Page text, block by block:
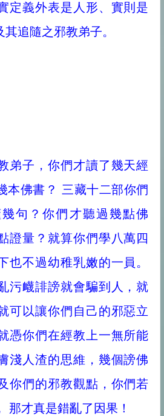
定義外表是人形、實則是
追隨之邪教弟子。
弟子，你們才讀了幾天經
本佛書？ 三藏十二部你們
句？你們才聽過幾點佛
證量？就算你們學八萬四
也不過幼稚乳嫩的一員。
污衊誹謗就會騙到人，就
可以讓你們自己的邪惡立
憑你們在經教上一無所能
淺人渣的思維，幾個謗佛
你們的邪教觀點，你們若
那才真是錯亂了因果！